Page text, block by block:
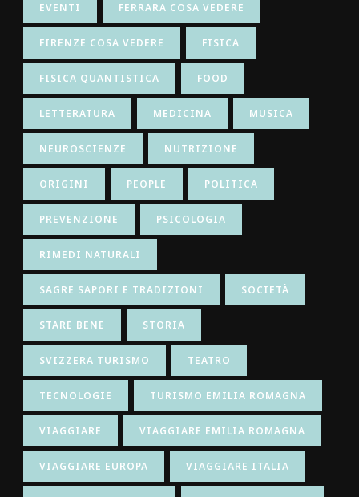
EVENTI FERRARA COSA VEDERE
FIRENZE COSA VEDERE FISICA
FISICA QUANTISTICA FOOD
LETTERATURA MEDICINA MUSICA
NEUROSCIENZE NUTRIZIONE
ORIGINI PEOPLE POLITICA
PREVENZIONE PSICOLOGIA
RIMEDI NATURALI
SAGRE SAPORI E TRADIZIONI SOCIETÀ
STARE BENE STORIA
SVIZZERA TURISMO TEATRO
TECNOLOGIE TURISMO EMILIA ROMAGNA
VIAGGIARE VIAGGIARE EMILIA ROMAGNA
VIAGGIARE EUROPA VIAGGIARE ITALIA